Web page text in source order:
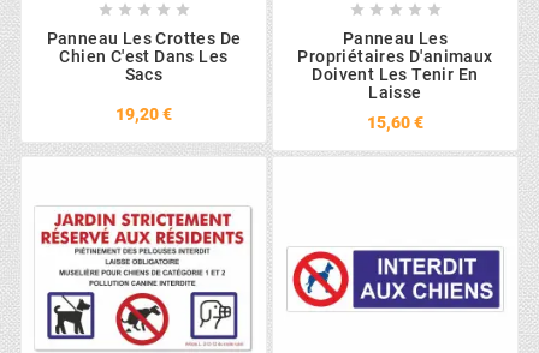
    
Panneau Les Crottes De
Chien C'est Dans Les
Sacs
19,20 €
    
Panneau Les
Propriétaires D'animaux
Doivent Les Tenir En
Laisse
15,60 €